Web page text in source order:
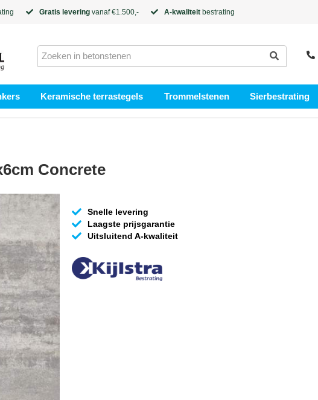
Gratis levering vanaf €1.500,- A-kwaliteit bestrating
Keramische terrastegels Trommelstenen Sierbestrating
Concrete
Snelle levering
Laagste prijsgarantie
Uitsluitend A-kwaliteit